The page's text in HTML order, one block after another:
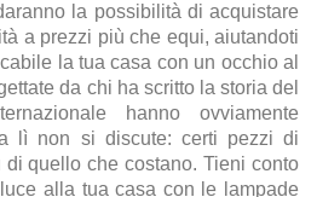
la possibilità di acquistare
a prezzi più che equi, aiutandoti
la tua casa con un occhio al
da chi ha scritto la storia del
hanno ovviamente
lì non si discute: certi pezzi di
quello che costano. Tieni conto
alla tua casa con le lampade